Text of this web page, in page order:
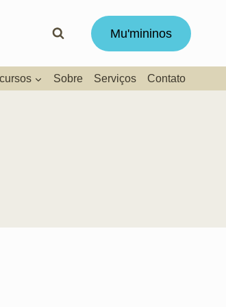
Mu'mininos
Sobre Serviços Contato